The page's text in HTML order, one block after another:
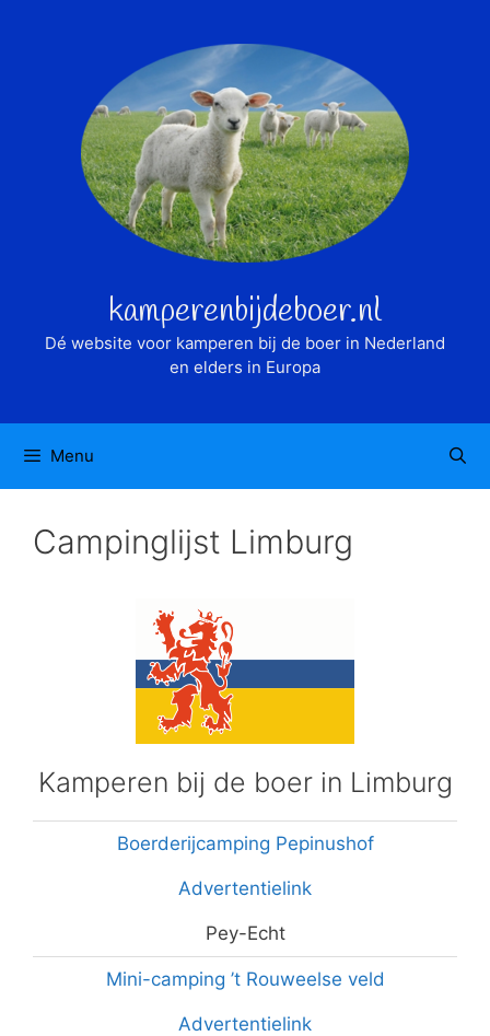
kamperenbijdeboer.nl
Dé website voor kamperen bij de boer in Nederland
en elders in Europa
Menu
Campinglijst Limburg
Kamperen bij de boer in Limburg
Boerderijcamping Pepinushof
Advertentielink
Pey-Echt
Mini-camping ’t Rouweelse veld
Advertentielink